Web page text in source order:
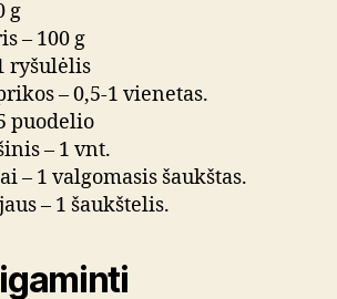
g
– 100 g
ryšulėlis
– 0,5-1 vienetas.
puodelio
– 1 vnt.
– 1 valgomasis šaukštas.
– 1 šaukštelis.